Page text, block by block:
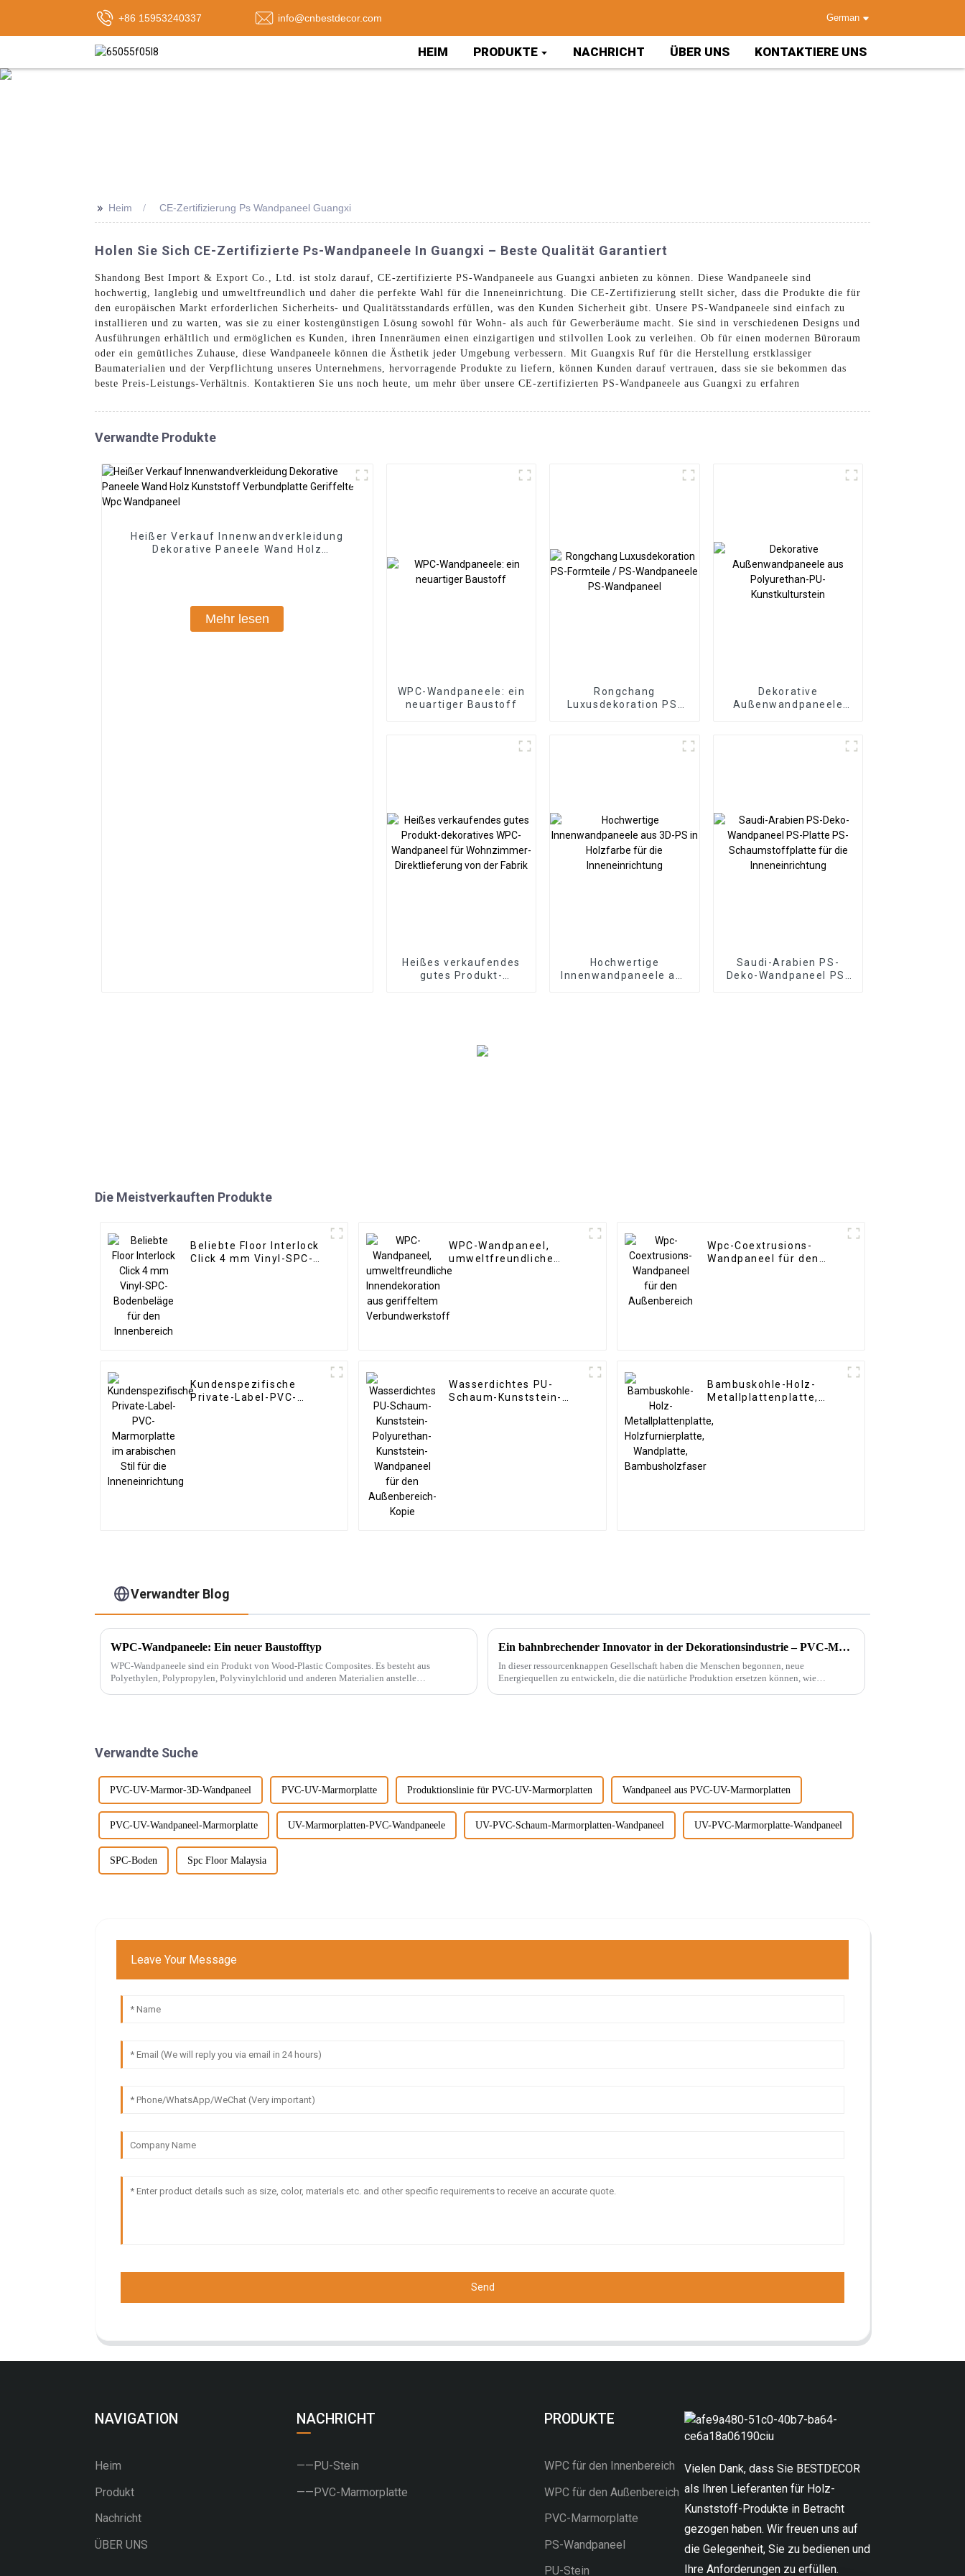
+86 15953240337 info@cnbestdecor.com German
HEIM PRODUKTE NACHRICHT ÜBER UNS KONTAKTIERE UNS
>> Heim CE-Zertifizierung Ps Wandpaneel Guangxi
Holen Sie Sich CE-Zertifizierte Ps-Wandpaneele In Guangxi – Beste Qualität Garantiert
Shandong Best Import & Export Co., Ltd. ist stolz darauf, CE-zertifizierte PS-Wandpaneele aus Guangxi anbieten zu können. Diese Wandpaneele sind
hochwertig, langlebig und umweltfreundlich und daher die perfekte Wahl für die Inneneinrichtung. Die CE-Zertifizierung stellt sicher, dass die Produkte die für
den europäischen Markt erforderlichen Sicherheits- und Qualitätsstandards erfüllen, was den Kunden Sicherheit gibt. Unsere PS-Wandpaneele sind einfach zu
installieren und zu warten, was sie zu einer kostengünstigen Lösung sowohl für Wohn- als auch für Gewerberäume macht. Sie sind in verschiedenen Designs und
Ausführungen erhältlich und ermöglichen es Kunden, ihren Innenräumen einen einzigartigen und stilvollen Look zu verleihen. Ob für einen modernen Büroraum
oder ein gemütliches Zuhause, diese Wandpaneele können die Ästhetik jeder Umgebung verbessern. Mit Guangxis Ruf für die Herstellung erstklassiger
Baumaterialien und der Verpflichtung unseres Unternehmens, hervorragende Produkte zu liefern, können Kunden darauf vertrauen, dass sie sie bekommen das
beste Preis-Leistungs-Verhältnis. Kontaktieren Sie uns noch heute, um mehr über unsere CE-zertifizierten PS-Wandpaneele aus Guangxi zu erfahren
Verwandte Produkte
Heißer Verkauf Innenwandverkleidung
Dekorative Paneele Wand Holz
Mehr lesen
WPC-Wandpaneele: ein
neuartiger Baustoff
Rongchang
Luxusdekoration PS-
Dekorative
Außenwandpaneele
Heißes verkaufendes
gutes Produkt-
Hochwertige
Innenwandpaneele aus
Saudi-Arabien PS-
Deko-Wandpaneel PS-
Die Meistverkauften Produkte
Beliebte Floor Interlock
Click 4 mm Vinyl-SPC-
WPC-Wandpaneel,
umweltfreundliche
Innendekoration aus
Wpc-Coextrusions-
Wandpaneel für den
Kundenspezifische
Private-Label-PVC-
Wasserdichtes PU-
Schaum-Kunststein-
Bambuskohle-Holz-
Metallplattenplatte,
Wandplatte,
Verwandter Blog
WPC-Wandpaneele: Ein neuer Baustofftyp
WPC-Wandpaneele sind ein Produkt von Wood-Plastic Composites. Es besteht aus
Polyethylen, Polypropylen, Polyvinylchlorid und anderen Materialien anstelle
Ein bahnbrechender Innovator in der Dekorationsindustrie – PVC-Marmorplatten
In dieser ressourcenknappen Gesellschaft haben die Menschen begonnen, neue
Energiequellen zu entwickeln, die die natürliche Produktion ersetzen können, wie
Verwandte Suche
PVC-UV-Marmor-3D-Wandpaneel PVC-UV-Marmorplatte Produktionslinie für PVC-UV-Marmorplatten Wandpaneel aus PVC-UV-Marmorplatten
PVC-UV-Wandpaneel-Marmorplatte UV-Marmorplatten-PVC-Wandpaneele UV-PVC-Schaum-Marmorplatten-Wandpaneel UV-PVC-Marmorplatte-Wandpaneel
SPC-Boden Spc Floor Malaysia
Leave Your Message
Send
NAVIGATION
Heim
Produkt
Nachricht
ÜBER UNS
NACHRICHT
——PU-Stein
——PVC-Marmorplatte
PRODUKTE
WPC für den Innenbereich
WPC für den Außenbereich
PVC-Marmorplatte
PS-Wandpaneel
PU-Stein
Vielen Dank, dass Sie BESTDECOR
als Ihren Lieferanten für Holz-
Kunststoff-Produkte in Betracht
gezogen haben. Wir freuen uns auf
die Gelegenheit, Sie zu bedienen und
Ihre Anforderungen zu erfüllen.